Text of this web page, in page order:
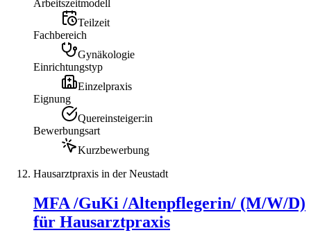
Arbeitszeitmodell
Teilzeit
Fachbereich
Gynäkologie
Einrichtungstyp
Einzelpraxis
Eignung
Quereinsteiger:in
Bewerbungsart
Kurzbewerbung
Hausarztpraxis in der Neustadt
MFA /GuKi /Altenpflegerin/ (M/W/D)
für Hausarztpraxis